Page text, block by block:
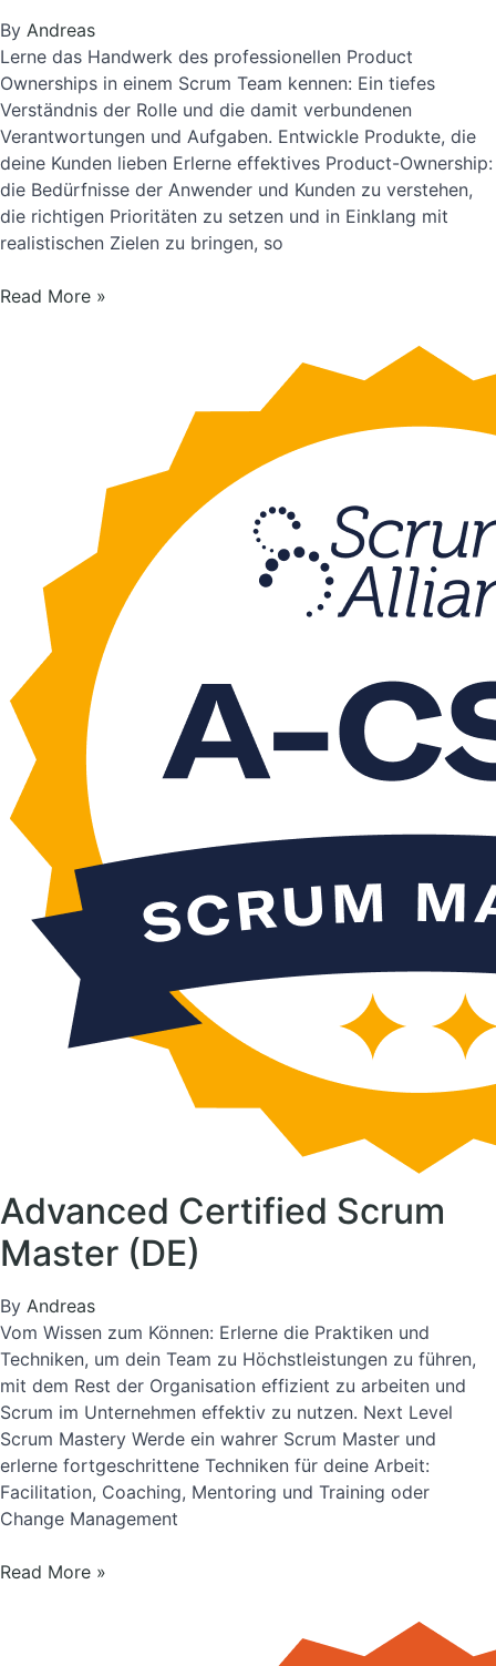
By Andreas
Lerne das Handwerk des professionellen Product
Ownerships in einem Scrum Team kennen: Ein tiefes
Verständnis der Rolle und die damit verbundenen
Verantwortungen und Aufgaben. Entwickle Produkte, die
deine Kunden lieben Erlerne effektives Product-Ownership:
die Bedürfnisse der Anwender und Kunden zu verstehen,
die richtigen Prioritäten zu setzen und in Einklang mit
realistischen Zielen zu bringen, so
Certified
Read More »
Advanced Certified Scrum
Master (DE)
By Andreas
Vom Wissen zum Können: Erlerne die Praktiken und
Techniken, um dein Team zu Höchstleistungen zu führen,
mit dem Rest der Organisation effizient zu arbeiten und
Scrum im Unternehmen effektiv zu nutzen. Next Level
Scrum Mastery Werde ein wahrer Scrum Master und
erlerne fortgeschrittene Techniken für deine Arbeit:
Facilitation, Coaching, Mentoring und Training oder
Change Management
Advanced
Read More »